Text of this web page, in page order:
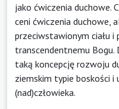
jako ćwiczenia duchowe.
ceni ćwiczenia duchowe,
przeciwstawionym ciału i
transcendentnemu
taką koncepcję rozwoju
ziemskim typie boskości i
(nad)człowieka.